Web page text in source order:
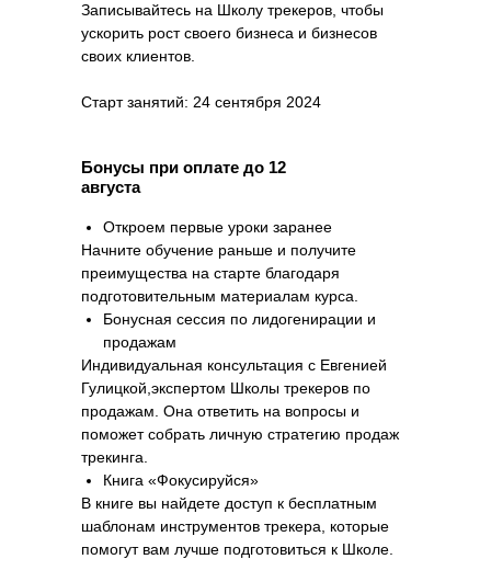
Записывайтесь на Школу трекеров, чтобы
ускорить рост своего бизнеса и бизнесов
своих клиентов.
Старт занятий: 24 сентября 2024
Бонусы при оплате до 12
августа
Откроем первые уроки заранее
Начните обучение раньше и получите
преимущества на старте благодаря
подготовительным материалам курса.
Бонусная сессия по лидогенирации и
продажам
Индивидуальная консультация с Евгенией
Гулицкой,экспертом Школы трекеров по
продажам. Она ответить на вопросы и
поможет собрать личную стратегию продаж
трекинга.
Книга «Фокусируйся»
В книге вы найдете доступ к бесплатным
шаблонам инструментов трекера, которые
помогут вам лучше подготовиться к Школе.